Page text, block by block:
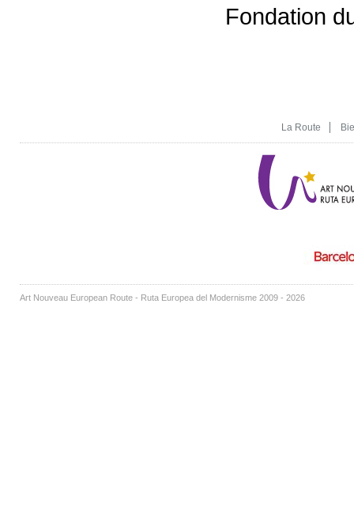
Fondation
La Route
Art Nouveau European Route - Ruta Europea del Modernisme 2009 - 2026